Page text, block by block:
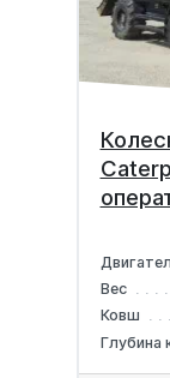
Вес
Ковш
Глубина